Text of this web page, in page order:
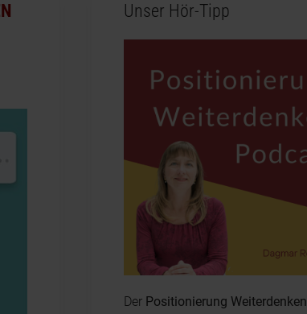
Unser Hör-Tipp
Der Positionierung Weiterdenken